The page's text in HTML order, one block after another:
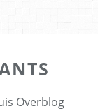
Overblog